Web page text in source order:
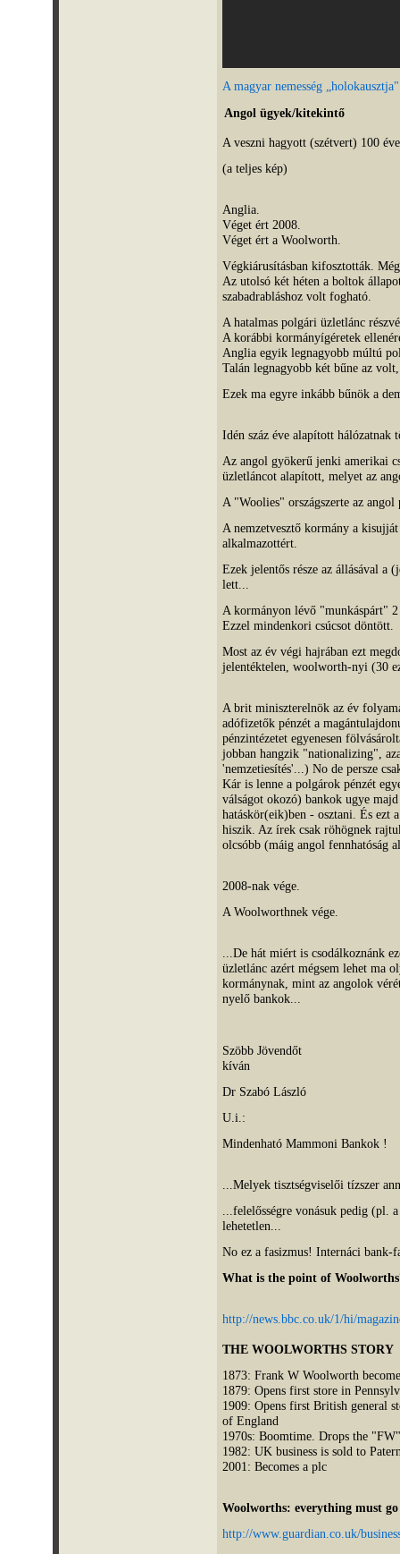
A magyar nemesség „holokausztja"
Angol ügyek/kitekintő
A veszni hagyott (szétvert) 100
(a teljes kép)
Anglia.
Véget ért 2008.
Véget ért a Woolworth.
Végkiárusításban kifosztották.
Az utolsó két héten a boltok
szabadrabláshoz volt fogható.
A hatalmas polgári üzletlánc
A korábbi kormányígéretek
Anglia egyik legnagyobb múltú
Talán legnagyobb két bűne az
Ezek ma egyre inkább bűnök a
Idén száz éve alapított
Az angol gyökerű jenki amerikai
üzletláncot alapított, melyet az
A "Woolies" országszerte az
A nemzetvesztő kormány a
alkalmazottért.
Ezek jelentős része az állásával a
lett...
A kormányon lévő "munkáspárt"
Ezzel mindenkori csúcsot döntött.
Most az év végi hajrában ezt
jelentéktelen, woolworth-nyi (30
A brit miniszterelnök az év
adófizetők pénzét a
pénzintézetet egyenesen
jobban hangzik "nationalizing",
'nemzetiesítés'...) No de persze
Kár is lenne a polgárok pénzét
válságot okozó) bankok ugye
hatáskör(eik)ben - osztani. És ezt
hiszik. Az írek csak röhögnek
olcsóbb (máig angol fennhatóság
2008-nak vége.
A Woolworthnek vége.
...De hát miért is csodálkoznánk
üzletlánc azért mégsem lehet ma
kormánynak, mint az angolok
nyelő bankok...
Szöbb Jövendőt
kíván
Dr Szabó László
U.i.:
Mindenható Mammoni Bankok !
...Melyek tisztségviselői tízszer
...felelősségre vonásuk pedig (pl.
lehetetlen...
No ez a fasizmus! Internáci bank-
What is the point of
http://news.bbc.co.uk/1/hi/
THE WOOLWORTHS STORY
1873: Frank W Woolworth
1879: Opens first store in
1909: Opens first British general
of England
1970s: Boomtime. Drops the
1982: UK business is sold to
2001: Becomes a plc
Woolworths: everything must go
http://www.guardian.co.uk/